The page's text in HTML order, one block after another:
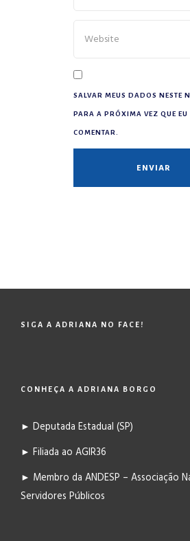
SALVAR MEUS DADOS NESTE
PARA A PRÓXIMA VEZ QUE EU
COMENTAR.
SIGA A ADRIANA NO FACE!
CONHEÇA A ADRIANA BORGO
► Deputada Estadual (SP)
► Filiada ao AGIR36
► Membro da ANDESP – Associação
Servidores Públicos